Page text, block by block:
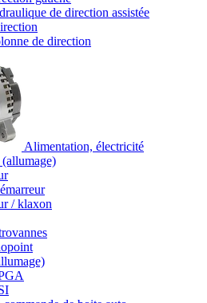
de direction assistée
de direction
Alimentation, électricité
/ klaxon